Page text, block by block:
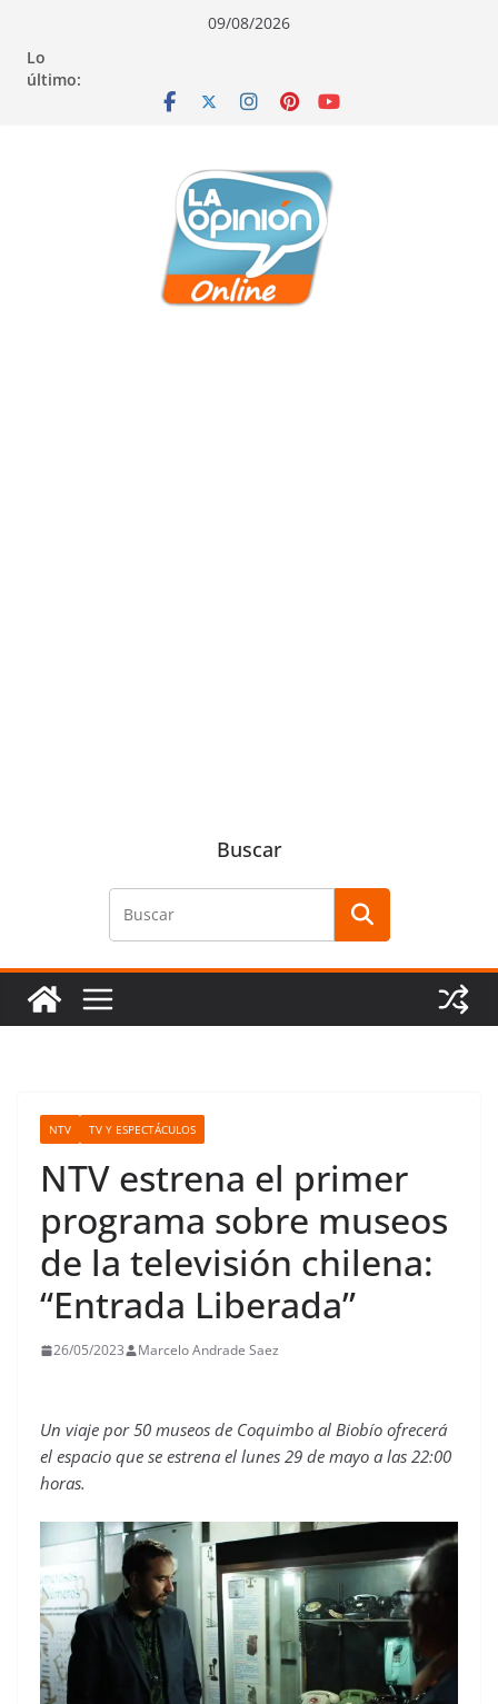
contenido
navegación
contenido
09/08/2026
Lo
último:
Buscar
NTV TV Y ESPECTÁCULOS
NTV estrena el primer
programa sobre museos
de la televisión chilena:
“Entrada Liberada”
26/05/2023 Marcelo Andrade Saez
Un viaje por 50 museos de Coquimbo al Biobío ofrecerá
el espacio que se estrena el lunes 29 de mayo a las 22:00
horas.